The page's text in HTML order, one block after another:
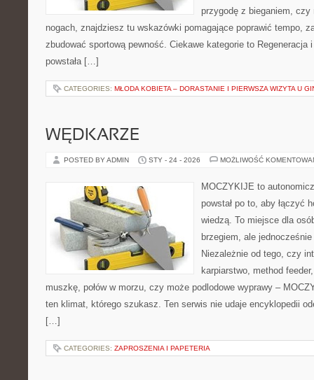
przygodę z bieganiem,
nogach, znajdziesz tu wskazówki pomagające poprawić tempo,
zbudować sportową pewność. Ciekawe kategorie to Regeneracja
powstała […]
CATEGORIES: MŁODA KOBIETA – DORASTANIE I PIERWSZA WIZYTA U
WĘDKARZE
POSTED BY ADMIN STY - 24 - 2026 MOŻLIWOŚĆ
MOCZYKIJE to
powstał po to, aby łączyć
wiedzą. To miejsce dla
brzegiem, ale
Niezależnie od tego, czy
karpiarstwo, method
muszkę, połów w morzu, czy może podlodowe wyprawy –
ten klimat, którego szukasz. Ten serwis nie udaje encyklopedii
[…]
CATEGORIES: ZAPROSZENIA I PAPETERIA